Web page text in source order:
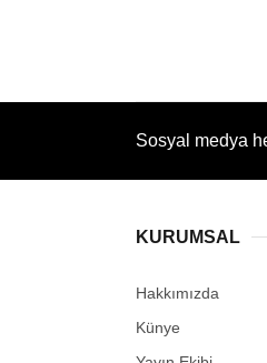
Sosyal medya
KURUMSAL
Hakkımızda
Künye